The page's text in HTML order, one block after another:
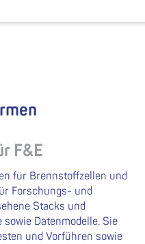
F&E
für Brennstoffzellen und
Forschungs- und
Stacks und
Datenmodelle. Sie
und Vorführen sowie